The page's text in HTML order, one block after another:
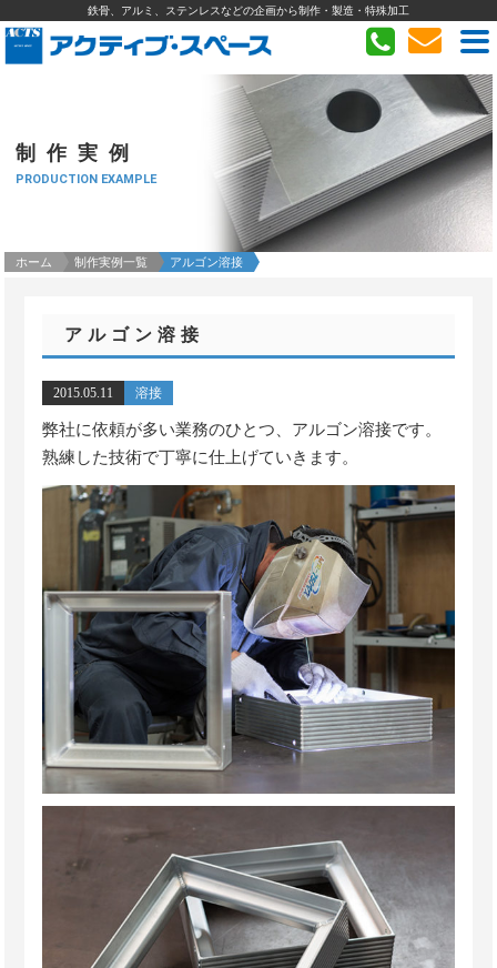
鉄骨、アルミ、ステンレスなどの企画から制作・製造・特殊加工
制作実例
PRODUCTION EXAMPLE
ホーム 制作実例一覧 アルゴン溶接
アルゴン溶接
2015.05.11 溶接
弊社に依頼が多い業務のひとつ、アルゴン溶接です。
熟練した技術で丁寧に仕上げていきます。